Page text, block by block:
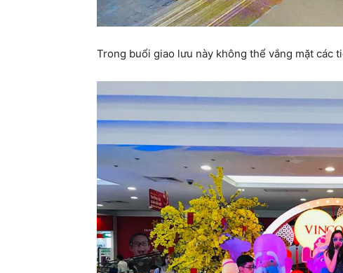
Trong buổi giao lưu này không thể vắng mặt các